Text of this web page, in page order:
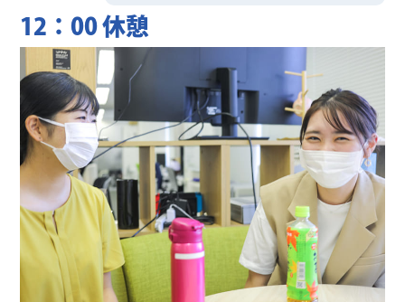
12：00 休憩